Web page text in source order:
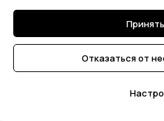
Отказаться от
основатель